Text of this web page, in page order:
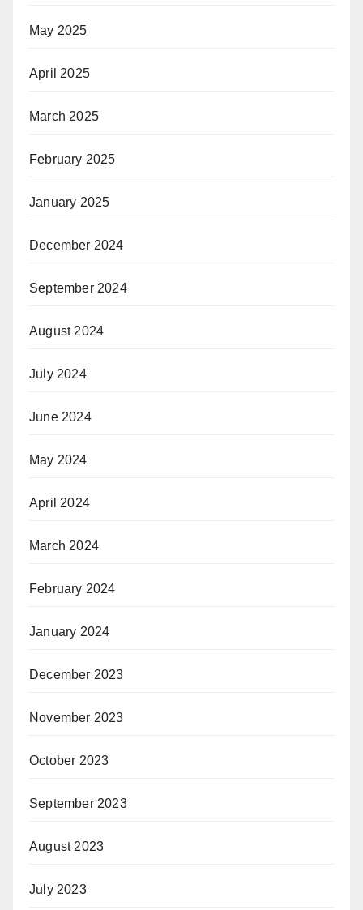
May 2025
April 2025
March 2025
February 2025
January 2025
December 2024
September 2024
August 2024
July 2024
June 2024
May 2024
April 2024
March 2024
February 2024
January 2024
December 2023
November 2023
October 2023
September 2023
August 2023
July 2023